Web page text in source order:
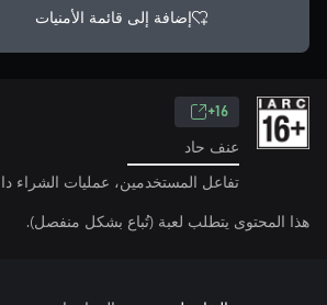
إضافة إلى قائمة الأمنيات
16+
عنف حاد
تفاعل المستخدمين، عمليات الشراء
هذا المحتوى يتطلب لعبة (تُباع بشكل منفصل).